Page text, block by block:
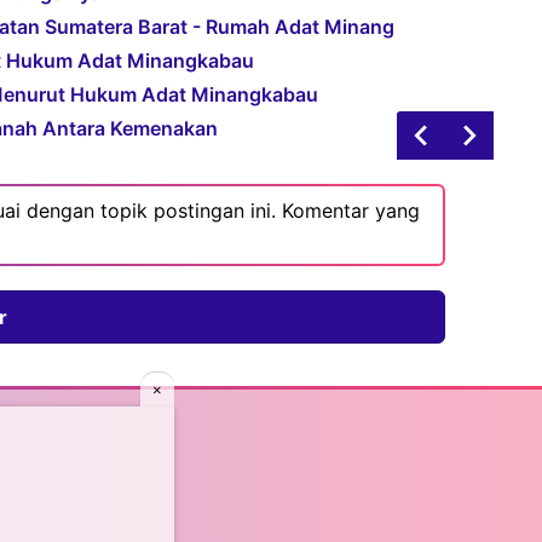
Sumatera Barat - Rumah Adat Minang
Hukum Adat Minangkabau
Hukum Adat Minangkabau
Antara Kemenakan
dengan topik postingan ini. Komentar yang
×